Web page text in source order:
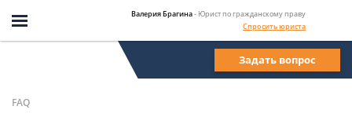
Валерия Брагина- Юрист по гражданскому праву
Спросить юриста
Задать вопрос
FAQ